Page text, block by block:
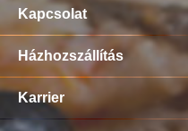
Kapcsolat
Házhozszállítás
Karrier